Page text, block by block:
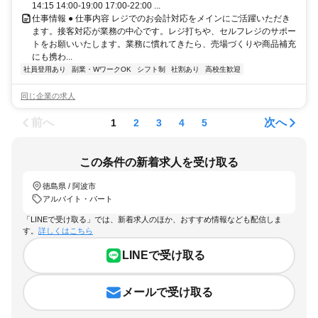
14:15 14:00-19:00 17:00-22:00 ...
仕事情報 ● 仕事内容 レジでのお会計対応をメインにご活躍いただき
ます。接客対応が業務の中心です。レジ打ちや、セルフレジのサポー
トをお願いいたします。業務に慣れてきたら、売場づくりや商品補充
にも携わ...
社員登用あり 副業・WワークOK シフト制 社割あり 高校生歓迎
同じ企業の求人
前へ 1 2 3 4 5 次へ
この条件の新着求人を受け取る
徳島県 / 阿波市
アルバイト・パート
「LINEで受け取る」では、新着求人のほか、おすすめ情報なども配信しま
す。 詳しくはこちら
LINEで受け取る
メールで受け取る